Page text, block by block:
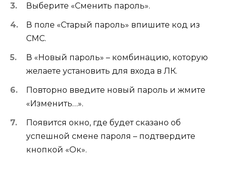
Выберите «Сменить пароль».
В поле «Старый пароль» впишите код из
СМС.
В «Новый пароль» – комбинацию, которую
желаете установить для входа в ЛК.
Повторно введите новый пароль и жмите
«Изменить…».
Появится окно, где будет сказано об
успешной смене пароля – подтвердите
кнопкой «Ок».